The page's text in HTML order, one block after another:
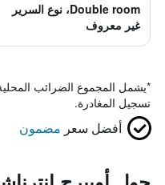
Double room، نوع السرير
غير معروف
*يشمل المجموع الضرائب
تسجيل المغادرة.
أفضل سعر مضمون